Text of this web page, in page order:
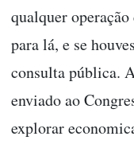
qualquer
para lá, e se
consulta pública.
enviado ao
explorar